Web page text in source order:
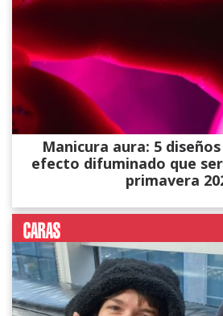
Manicura aura: 5
efecto difuminado que
primavera